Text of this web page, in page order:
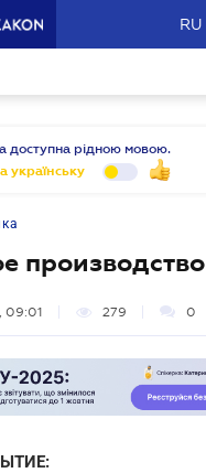
RU
доступна рідною мовою.
українську
производство
09:01 279 0